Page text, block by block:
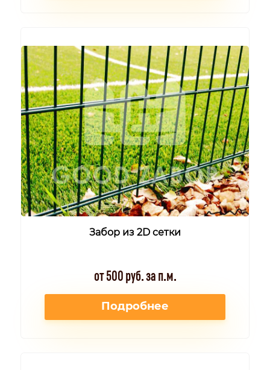
Забор из 2D сетки
от 500 руб. за п.м.
Подробнее